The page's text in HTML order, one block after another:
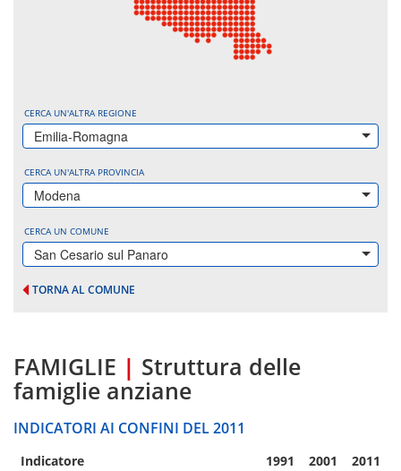
CERCA UN'ALTRA REGIONE
Emilia-Romagna
CERCA UN'ALTRA PROVINCIA
Modena
CERCA UN COMUNE
San Cesario sul Panaro
TORNA AL COMUNE
FAMIGLIE | Struttura delle
famiglie anziane
INDICATORI AI CONFINI DEL 2011
Indicatore 1991 2001 2011